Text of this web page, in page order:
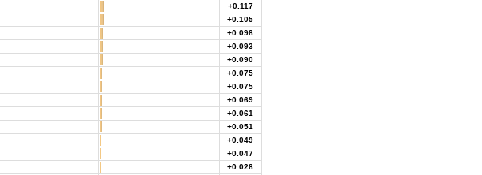
+0.117
+0.105
+0.098
+0.093
+0.090
+0.075
+0.075
+0.069
+0.061
+0.051
+0.049
+0.047
+0.028